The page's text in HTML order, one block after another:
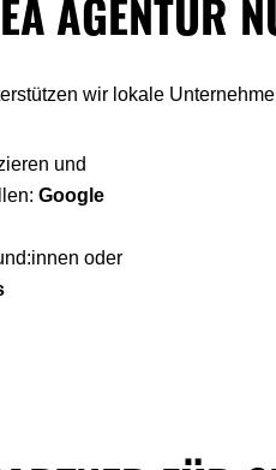
AGENTUR
wir lokale
und
Google
oder